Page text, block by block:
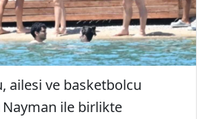
ailesi ve basketbolcu
ile birlikte